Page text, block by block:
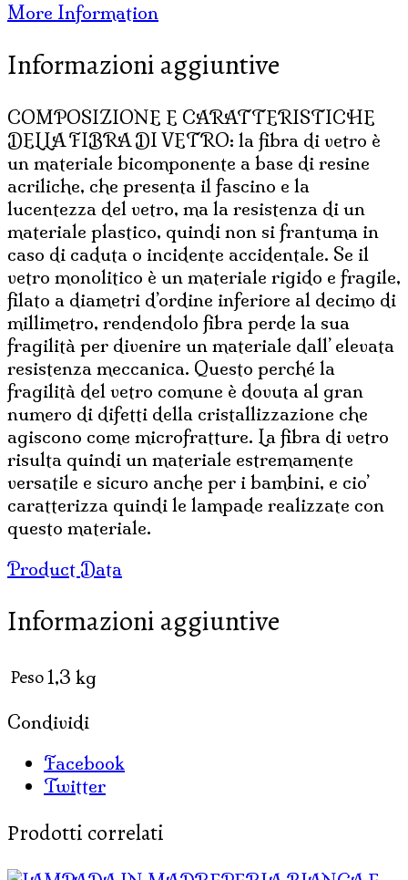
DI
CM
quantità
More Information
Informazioni aggiuntive
COMPOSIZIONE E CARATTERISTICHE
DELLA FIBRA DI VETRO: la fibra di vetro è
un materiale bicomponente a base di resine
acriliche, che presenta il fascino e la
lucentezza del vetro, ma la resistenza di un
materiale plastico, quindi non si frantuma in
caso di caduta o incidente accidentale. Se il
vetro monolitico è un materiale rigido e fragile,
filato a diametri d’ordine inferiore al decimo di
millimetro, rendendolo fibra perde la sua
fragilità per divenire un materiale dall’ elevata
resistenza meccanica. Questo perché la
fragilità del vetro comune è dovuta al gran
numero di difetti della cristallizzazione che
agiscono come microfratture. La fibra di vetro
risulta quindi un materiale estremamente
versatile e sicuro anche per i bambini, e cio’
caratterizza quindi le lampade realizzate con
questo materiale.
Product Data
Informazioni aggiuntive
Peso1,3 kg
Condividi
Facebook
Twitter
Prodotti correlati